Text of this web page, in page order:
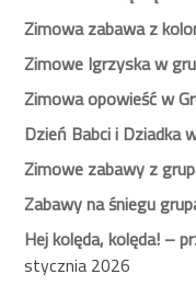
Zimowa zabawa z
Zimowe Igrzyska w
Zimowa opowieść w
Dzień Babci i Dziadka
Zimowe zabawy z
Zabawy na śniegu
Hej kolęda, kolęda! –
stycznia 2026